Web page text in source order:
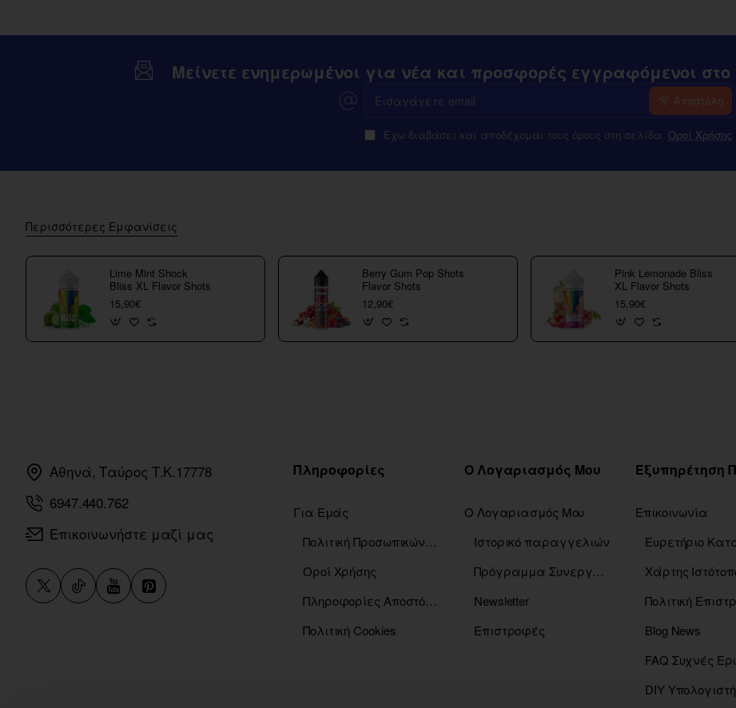
Μείνετε ενημερωμένοι για νέα και προσφορές εγγραφόμενοι στο
email
Αποστόλη
Έχω διαβάσει και αποδέχομαι τους όρους στη σελίδα Οροί Χρήσης
Περισσότερες Εμφανίσεις
Lime Mint Shock
Bliss XL Flavor Shots
15,90€
Berry Gum Pop Shots
Flavor Shots
12,90€
Pink Lemonade Bliss
XL Flavor Shots
15,90€
Αθηνά, Ταύρος Τ.Κ.17778
6947.440.762
Επικοινωνήστε μαζί μας
Πληροφορίες
Για Εμάς
Πολιτική Προσωπικών Δεδομένων
Οροί Χρήσης
Πληροφορίες Αποστόλης
Πολιτική Cookies
Ο Λογαριασμός Μου
Ο Λογαριασμός Μου
Ιστορικό παραγγελιών
Πρόγραμμα Συνεργατών
Newsletter
Επιστροφές
Επικοινωνία
Χάρτης
Πολιτική
Blog News
FAQ Συχνές
DIY